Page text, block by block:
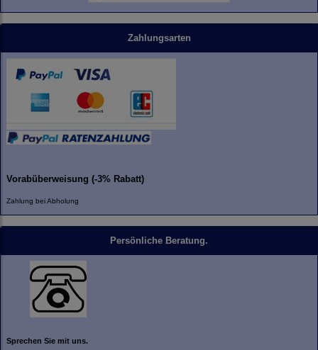
Zahlungsarten
Vorabüberweisung (-3% Rabatt)
Zahlung bei Abholung
Persönliche Beratung.
Sprechen Sie mit uns.